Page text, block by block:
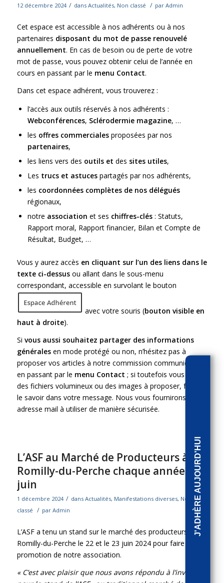
12 décembre 2024 / dans Actualités, Non classé / par Admin
Cet espace est accessible à nos adhérents ou à nos
partenaires disposant du mot de passe renouvelé
annuellement. En cas de besoin ou de perte de votre
mot de passe, vous pouvez obtenir celui de l’année en
cours en passant par le menu Contact.
Dans cet espace adhérent, vous trouverez :
l’accès aux outils réservés à nos adhérents :
Webconférences, Sclérodermie magazine, …
les offres commercialesproposées par nos
partenaires,
les liens vers des outils et des sites utiles,
Les trucs et astucespartagés par nos adhérents,
les coordonnées complètes de nos délégués
régionaux,
notre association et ses chiffres-clés : Statuts,
Rapport moral, Rapport financier, Bilan et Compte de
Résultat, Budget, …
Vous y aurez accès en cliquant sur l’un des liens dans le
texte ci-dessusou allant dans le sous-menu
correspondant, accessible en survolant le bouton
avec votre souris (bouton visible en
haut à droite).
Si vous aussi souhaitez partager des informations
généralesen mode protégé ou non, n’hésitez pas à
proposer vos articles à notre commission communication
en passant par le menu Contact ; si toutefois vous avez
des fichiers volumineux ou des images à proposer, faites-
le savoir dans votre message. Nous vous fournirons une
adresse mail à utiliser de manière sécurisée.
L’ASF au Marché de Producteurs à
Romilly-du-Perche chaque année en
juin
1 décembre 2024 / dans Actualités, Manifestations diverses, Non
classé / par Admin
L’ASF a tenu un stand sur le marché des producteurs à
Romilly-du-Perche le 22 et le 23 juin 2024 pour faire la
promotion de notre association.
« C’est avec plaisir que nous avons répondu à l’invitation
J'ADHÈRE AUJOURD'HUI